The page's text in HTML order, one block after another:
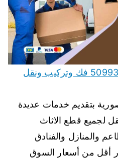
نقل عفش المنصورية 50993766 فك وتركيب ونقل
بتقديم خدمات عديدة
قطع الاثاث
والمنازل والفنادق
أقل من أسعار السوق